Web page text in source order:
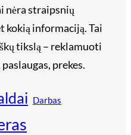
nėra straipsnių
kokią informaciją. Tai
tikslą – reklamuoti
prekes.
Darbas